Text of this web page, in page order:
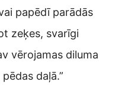
papēdī parādās
zeķes, svarīgi
vērojamas diluma
daļā.”